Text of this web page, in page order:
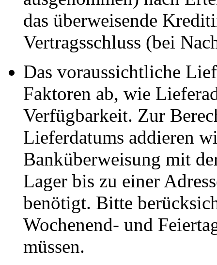
das überweisende
Vertragsschluss (bei
Das voraussichtliche
Faktoren ab, wie
Verfügbarkeit. Zur
Lieferdatums addieren
Banküberweisung mit
Lager bis zu einer
benötigt. Bitte
Wochenend- und
müssen.